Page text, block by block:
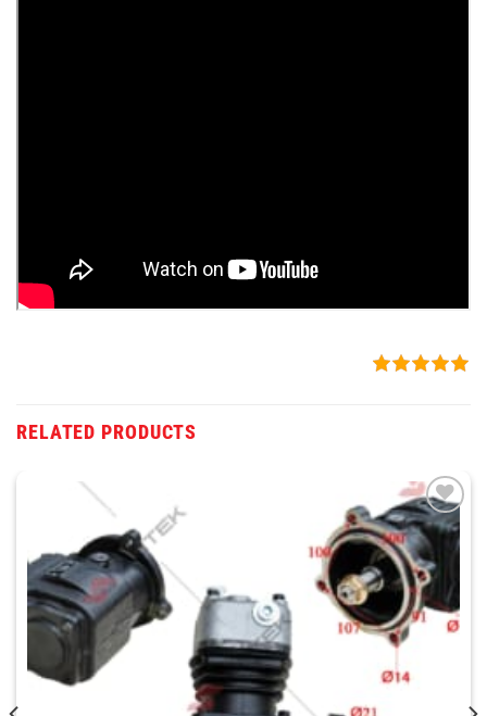
RELATED PRODUCTS
THÊM
VÀO
YÊU
THÍCH